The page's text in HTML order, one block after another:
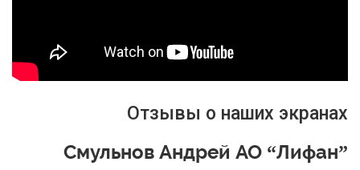
Отзывы о наших экранах
Смульнов Андрей АО “Лифан”